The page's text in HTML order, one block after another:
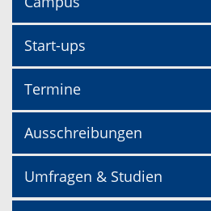
Start-ups
Termine
Ausschreibungen
Umfragen & Studien